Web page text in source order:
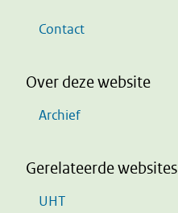
Contact
Over deze website
Archief
Gerelateerde websites
UHT